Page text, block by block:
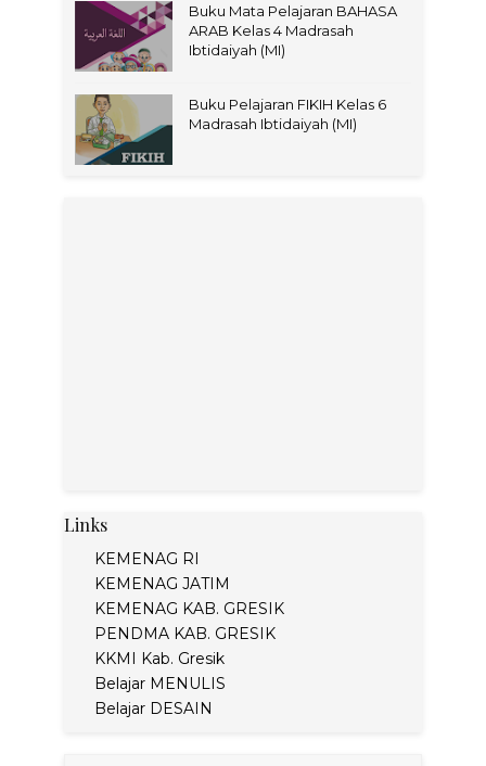
Buku Mata Pelajaran BAHASA
ARAB Kelas 4 Madrasah
Ibtidaiyah (MI)
Buku Pelajaran FIKIH Kelas 6
Madrasah Ibtidaiyah (MI)
Links
KEMENAG RI
KEMENAG JATIM
KEMENAG KAB. GRESIK
PENDMA KAB. GRESIK
KKMI Kab. Gresik
Belajar MENULIS
Belajar DESAIN